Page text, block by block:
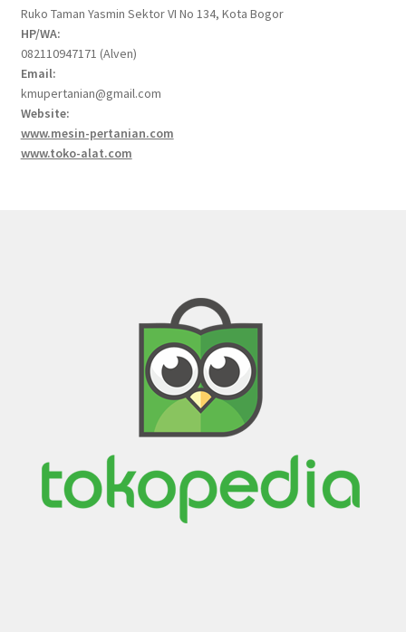
Ruko Taman Yasmin Sektor VI No 134, Kota Bogor
HP/WA:
082110947171 (Alven)
Email:
kmupertanian@gmail.com
Website:
www.mesin-pertanian.com
www.toko-alat.com